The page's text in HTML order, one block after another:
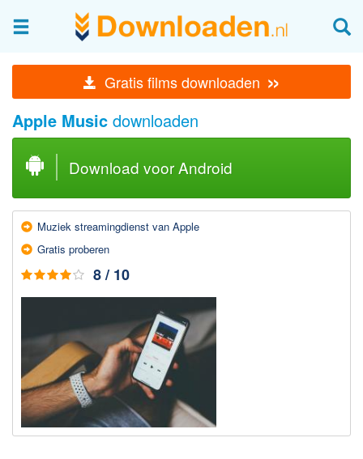
Gratis films downloaden »
Afbeeldingen & fotografie
Beheren en bekijken
Afbeelding & foto bewerken
Foto apps
Screenshots Maken
Audio & Video
Branden en Rippen
Converteren
Media streamen
Opnemen Audio en Video
Video bewerken
Downloaden
BitTorrent Clients
Apple Music downloaden
Download voor Android
Muziek streaming­dienst van Apple
Gratis proberen
8 / 10